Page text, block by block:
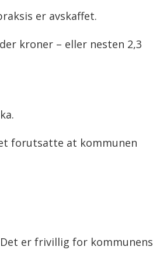
er avskaffet.
kroner – eller nesten 2,3
forutsatte at kommunen
er frivillig for kommunens